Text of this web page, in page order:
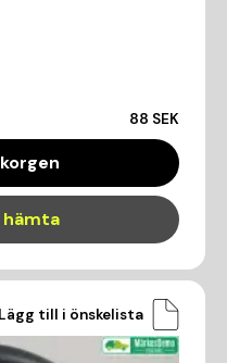
88 SEK
hämta
Lägg till i önskelista